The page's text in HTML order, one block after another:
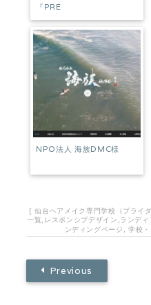
『PRE
NPO法人 海族DMC様
[仙台ヘアメイク専門学校（ブライ
一覧, レスポンシブデザイン ,ランディ
ンディングページ , 学校
Previous